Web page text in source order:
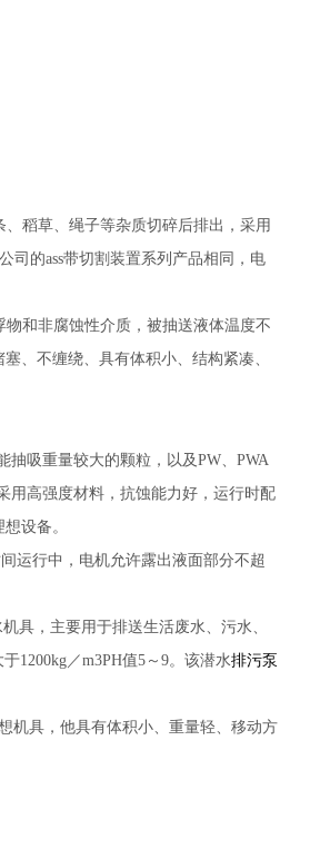
稻草、绳子等杂质切碎后排出，采用
司的ass带切割装置系列产品相同，电
和非腐蚀性介质，被抽送液体温度不
、不缠绕、具有体积小、结构紧凑、
抽吸重量较大的颗粒，以及PW、PWA
用高强度材料，抗蚀能力好，运行时配
设备。
运行中，电机允许露出液面部分不超
具，主要用于排送生活废水、污水、
1200kg／m3PH值5～9。该潜水排污泵
机具，他具有体积小、重量轻、移动方